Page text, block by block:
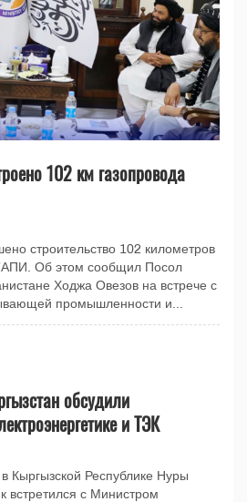
102 км газопровода
строительство 102 километров
Об этом сообщил Посол
Ходжа Овезов на встрече с
промышленности и...
обсудили
и ТЭК
Кыргызской Республике Нуры
встретился с Министром